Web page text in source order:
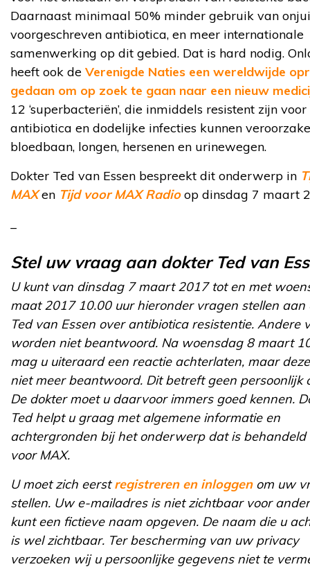
Daarnaast minimaal 50% minder gebruik van
voorgeschreven antibiotica, en meer internationale
samenwerking op dit gebied. Dat is hard nodig.
heeft ook de Verenigde Naties een wereldwijde
gedaan om op zoek te gaan naar een nieuw
12 ‘superbacteriën’, die inmiddels resistent zijn voor
antibiotica en dodelijke infecties kunnen
bloedbaan, longen, hersenen en urinewegen.
Dokter Ted van Essen bespreekt dit onderwerp in
MAXen Tijd voor MAX Radioop dinsdag 7 maart
Stel uw vraag aan dokter Ted van
U kunt van dinsdag 7 maart 2017 tot en met
maat 2017 10.00 uur hieronder vragen stellen aan
Ted van Essen over antibiotica resistentie. Andere
worden niet beantwoord. Na woensdag 8 maart
mag u uiteraard een reactie achterlaten, maar
niet meer beantwoord. Dit betreft geen persoonlijk
De dokter moet u daarvoor immers goed kennen.
Ted helpt u graag met algemene informatie en
achtergronden bij het onderwerp dat is behandeld
voor MAX.
U moet zich eerstregistreren en inloggenom uw
stellen. Uw e-mailadres is niet zichtbaar voor
kunt een fictieve naam opgeven. De naam die u
is wel zichtbaar. Ter bescherming van uw privacy
verzoeken wij u persoonlijke gegevens niet te